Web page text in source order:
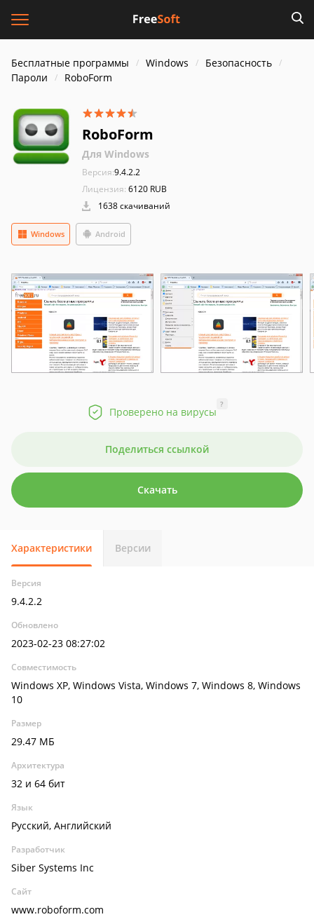
Бесплатные программы Windows
Безопасность
Пароли
RoboForm
RoboForm
Для Windows
Версия:9.4.2.2
Лицензия: 6120 RUB
1638 скачиваний
Windows Android
Проверено на вирусы
?
Поделиться ссылкой
Скачать
Характеристики Версии
Версия
9.4.2.2
Обновлено
2023-02-23 08:27:02
Совместимость
Windows XP, Windows Vista, Windows 7, Windows 8, Windows
10
Размер
29.47 МБ
Архитектура
32 и 64 бит
Язык
Русский, Английский
Разработчик
Siber Systems Inc
Сайт
www.roboform.com